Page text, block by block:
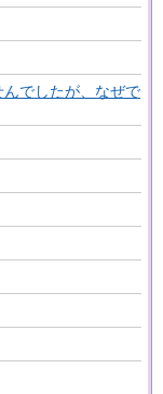
でしたが、なぜで